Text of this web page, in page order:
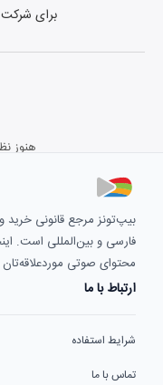
برای شرکت
هنوز
بیپ‌تونز مرجع قانونی
فارسی و بین‌المللی است.
محتوای صوتی
ارتباط با ما
شرایط استفاده
تماس با ما